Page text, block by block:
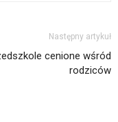
Następny artykuł
cenione wśród
rodziców